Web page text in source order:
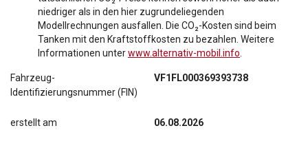
niedriger als in den hier zugrundeliegenden
Modellrechnungen ausfallen. Die CO₂-Kosten sind beim
Tanken mit den Kraftstoffkosten zu bezahlen. Weitere
Informationen unterwww.alternativ-mobil.info.
Fahrzeug-
Identifizierungsnummer (FIN)
VF1FL000369393738
erstellt am 06.08.2026